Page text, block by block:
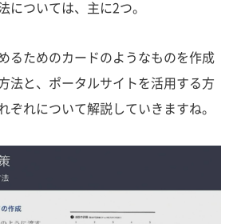
については、主に2つ。
るためのカードのようなものを作成
法と、ポータルサイトを活用する方
ぞれについて解説していきますね。